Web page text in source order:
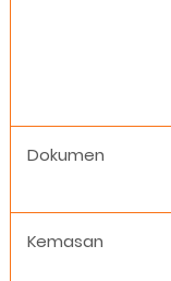
Dokumen
Kemasan